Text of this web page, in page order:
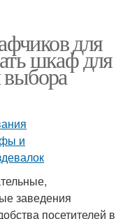
для
шкаф для
выбора
заведения
посетителей в